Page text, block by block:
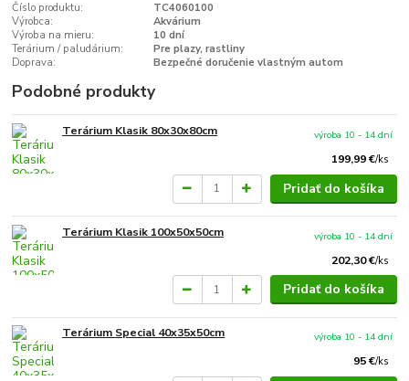
Číslo produktu:
TC4060100
Výrobca:
Akvárium
Výroba na mieru:
10 dní
Terárium / paludárium:
Pre plazy, rastliny
Doprava:
Bezpečné doručenie vlastným autom
Podobné produkty
Terárium Klasik 80x30x80cm
199,99 €/ks
výroba 10 - 14 dní
Pridať do košíka
Terárium Klasik 100x50x50cm
202,30 €/ks
výroba 10 - 14 dní
Pridať do košíka
Terárium Special 40x35x50cm
95 €/ks
výroba 10 - 14 dní